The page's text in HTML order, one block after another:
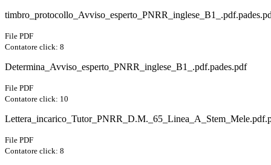
File PDF
Contatore click: 8
Determina_Avviso_esperto_PNRR_inglese_B1_.pdf.pades.pdf
File PDF
Contatore click: 10
File PDF
Contatore click: 8